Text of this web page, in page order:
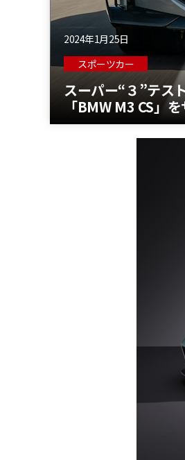
2024年1月25日
スポーツカー
スーパー“３”テス
「BMW M3 CS」